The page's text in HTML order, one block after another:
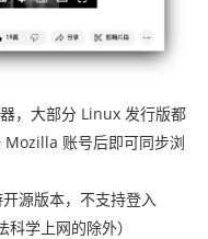
，大部分 Linux 发行版都
Mozilla 账号后即可同步浏
源版本，不支持登入
学上网的除外）